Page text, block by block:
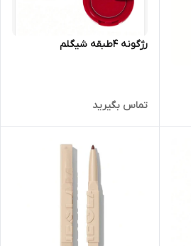
رژگونه ۴طبقه شیگلم
تماس بگیرید